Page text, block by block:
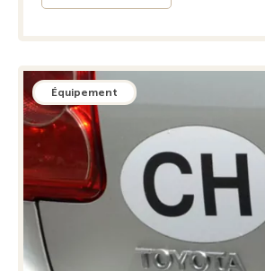
Équipement